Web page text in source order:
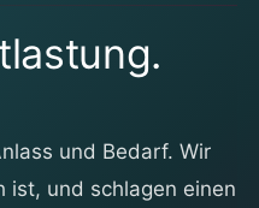
und Bedarf. Wir
ist, und schlagen einen